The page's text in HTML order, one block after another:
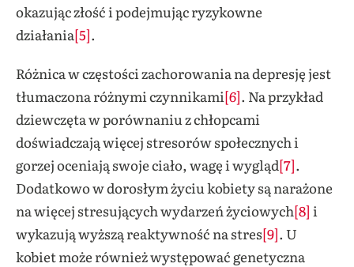
okazując złość i podejmując ryzykowne
działania[5].
Różnica w częstości zachorowania na depresję jest
tłumaczona różnymi czynnikami[6]. Na przykład
dziewczęta w porównaniu z chłopcami
doświadczają więcej stresorów społecznych i
gorzej oceniają swoje ciało, wagę i wygląd[7].
Dodatkowo w dorosłym życiu kobiety są narażone
na więcej stresujących wydarzeń życiowych[8] i
wykazują wyższą reaktywność na stres[9]. U
kobiet może również występować genetyczna